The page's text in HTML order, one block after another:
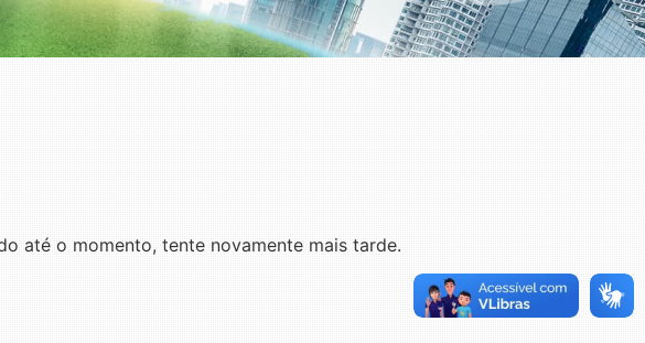
até o momento, tente novamente mais tarde.